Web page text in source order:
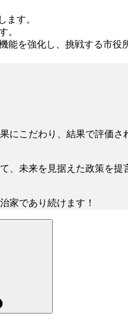
ます。
。
を強化し、挑戦する市役
にこだわり、結果で評価さ
、未来を見据えた政策を提
家であり続けます！